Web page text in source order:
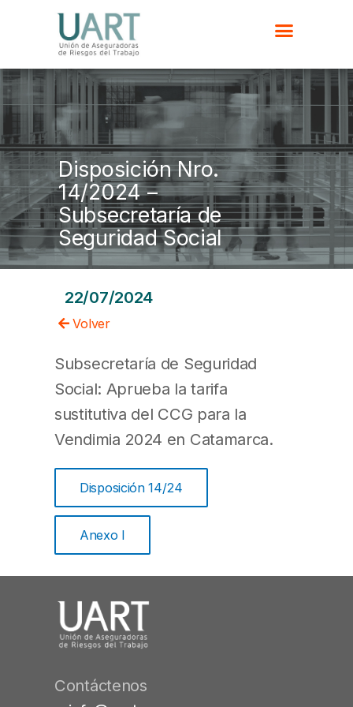
Disposición Nro.
14/2024 –
Subsecretaría de
Seguridad Social
22/07/2024
Volver
Subsecretaría de Seguridad
Social: Aprueba la tarifa
sustitutiva del CCG para la
Vendimia 2024 en Catamarca.
Disposición 14/24
Anexo I
Contáctenos